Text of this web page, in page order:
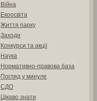
Війна
Екоосвіта
Життя парку
Заходи
Конкурси та акції
Наука
Нормативно-правова база
Погляд у минуле
СДО
Цікаво знати